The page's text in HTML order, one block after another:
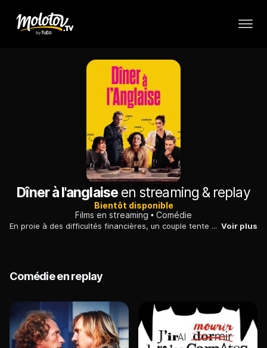
Dîner à l'anglaiseen streaming & replay
Bientôt disponible
Films en streaming
Comédie
En proie à des difficultés financières, un couple tente maladroitement de faire face à un événement tragique qui compromet la vente de sa maison. Voir plus
Comédie en replay